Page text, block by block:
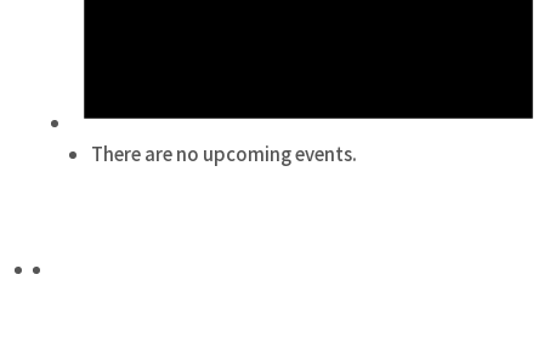
There are no upcoming events.